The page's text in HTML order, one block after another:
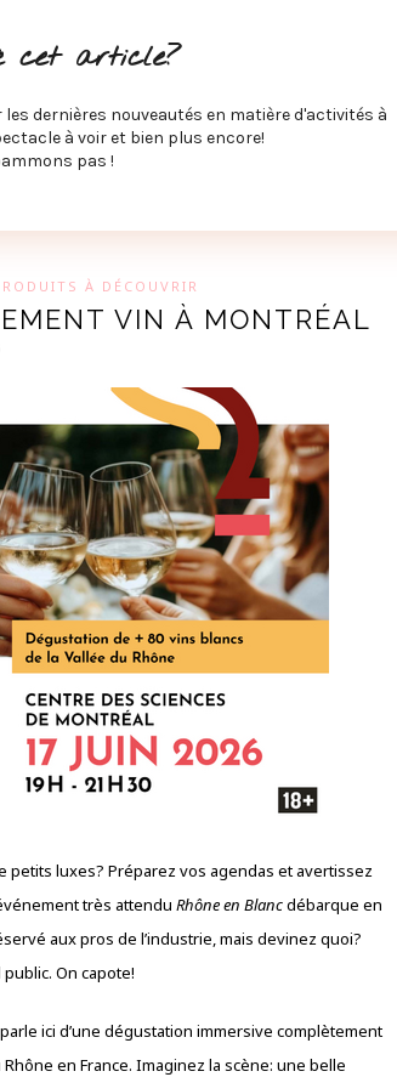
ET CIE
À DÉCOUVRIR
VIN À MONTRÉAL
luxes? Préparez vos agendas et avertissez
très attendu Rhône en Blancdébarque en
aux pros de l’industrie, mais devinez quoi?
On capote!
ici d’une dégustation immersive complètement
en France. Imaginez la scène: une belle
cet article?
dernières nouveautés en matière d'activités à
à voir et bien plus encore!
pas !